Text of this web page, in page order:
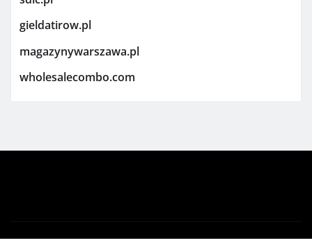
gieldatirow.pl
magazynywarszawa.pl
wholesalecombo.com